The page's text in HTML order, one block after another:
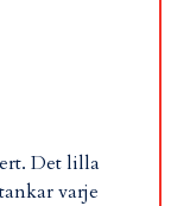
Det lilla
varje